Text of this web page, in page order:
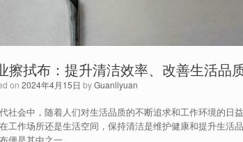
擦拭布：提升清洁效率、改善生活品
on 2024年4月15日 byGuanliyuan
社会中，随着人们对生活品质的不断追求和工作环境的日
工作场所还是生活空间，保持清洁是维护健康和提升生活